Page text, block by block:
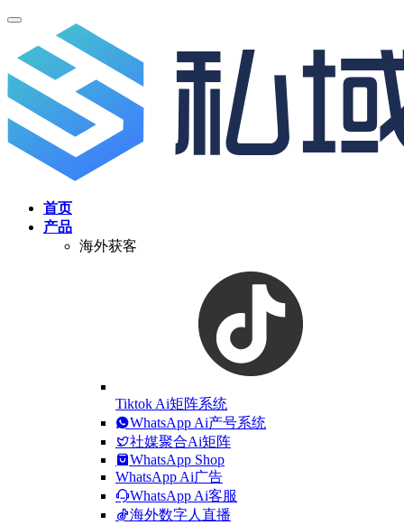
首页
产品
海外获客
Tiktok Ai矩阵系统
WhatsApp Ai产号系统
社媒聚合Ai矩阵
WhatsApp Shop
WhatsApp Ai广告
WhatsApp Ai客服
海外数字人直播